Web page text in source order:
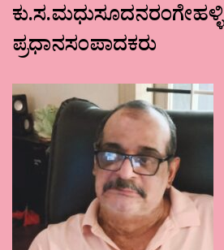
ಕು.ಸ.ಮಧುಸೂದನರಂಗೇಹಳ್ಳಿ
ಪ್ರಧಾನಸಂಪಾದಕರು